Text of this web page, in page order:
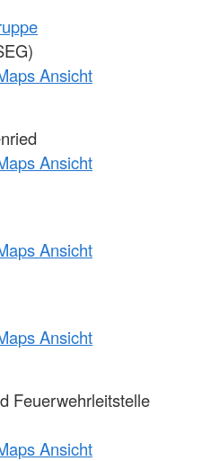
Ansicht
Ansicht
Ansicht
Ansicht
Feuerwehrleitstelle
Ansicht